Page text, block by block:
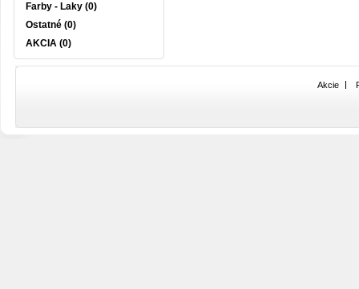
Farby - Laky (0)
Ostatné (0)
AKCIA (0)
Akcie